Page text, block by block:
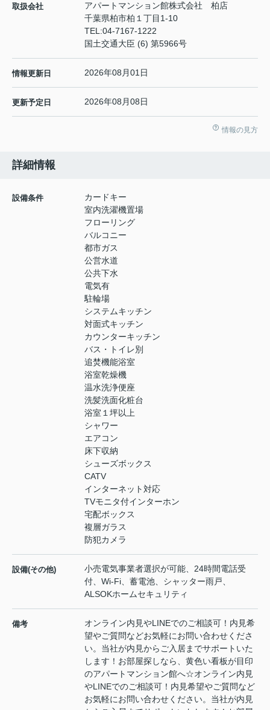
取扱会社
アパートマンション館株式会社 柏店
千葉県柏市柏１丁目1-10
TEL:04-7167-1222
国土交通大臣 (6) 第5966号
情報更新日 2026年08月01日
更新予定日 2026年08月08日
情報の見方
詳細情報
設備条件
カードキー
室内洗濯機置場
フローリング
バルコニー
都市ガス
公営水道
公共下水
電気有
駐輪場
システムキッチン
対面式キッチン
カウンターキッチン
バス・トイレ別
追焚機能浴室
浴室乾燥機
温水洗浄便座
洗髪洗面化粧台
浴室１坪以上
シャワー
エアコン
床下収納
シューズボックス
CATV
インターネット対応
TVモニタ付インターホン
宅配ボックス
複層ガラス
防犯カメラ
設備(その他)
小売電気事業者選択が可能、24時間電話受
付、Wi-Fi、蓄電池、シャッター雨戸、
ALSOKホームセキュリティ
備考
オンライン内見やLINEでのご相談可！内見希
望やご質問などお気軽にお問い合わせくださ
い。当社が内見からご入居までサポートいた
します！お部屋探しなら、黄色い看板が目印
のアパートマンション館へ☆オンライン内見
やLINEでのご相談可！内見希望やご質問など
お気軽にお問い合わせください。当社が内見